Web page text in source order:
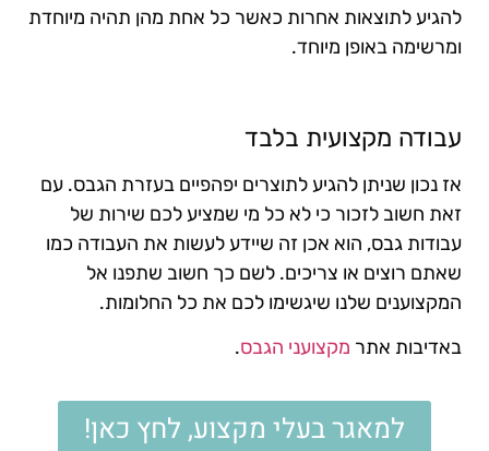
להגיע לתוצאות אחרות כאשר כל אחת מהן תהיה מיוחדת
ומרשימה באופן מיוחד.
עבודה מקצועית בלבד
אז נכון שניתן להגיע לתוצרים יפהפיים בעזרת הגבס. עם
זאת חשוב לזכור כי לא כל מי שמציע לכם שירות של
עבודות גבס, הוא אכן זה שיידע לעשות את העבודה כמו
שאתם רוצים או צריכים. לשם כך חשוב שתפנו אל
המקצוענים שלנו שיגשימו לכם את כל החלומות.
באדיבות אתר מקצועני הגבס.
למאגר בעלי מקצוע, לחץ כאן!